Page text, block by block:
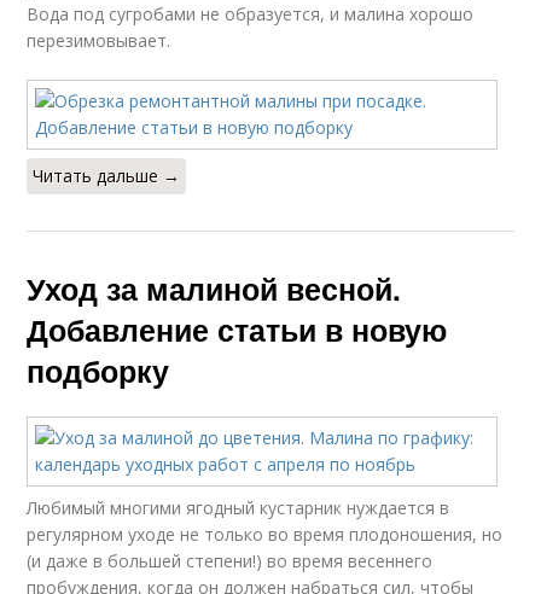
Вода под сугробами не образуется, и малина хорошо
перезимовывает.
Читать дальше →
Уход за малиной весной.
Добавление статьи в новую
подборку
Любимый многими ягодный кустарник нуждается в
регулярном уходе не только во время плодоношения, но
(и даже в большей степени!) во время весеннего
пробуждения, когда он должен набраться сил, чтобы